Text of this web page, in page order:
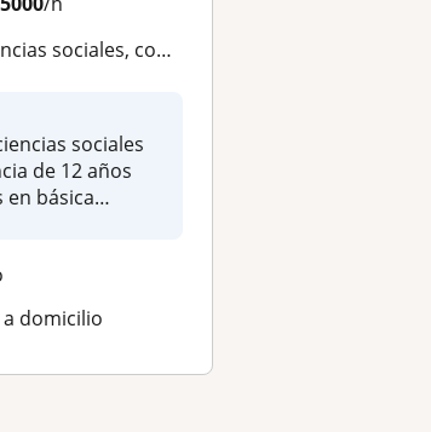
experiencia en básica primarua
sociales
de 12 años
en básica
a domicilio